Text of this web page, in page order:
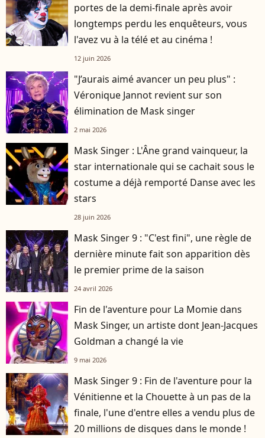
portes de la demi-finale après avoir
longtemps perdu les enquêteurs, vous
l'avez vu à la télé et au cinéma !
12 juin 2026
"J’aurais aimé avancer un peu plus" :
Véronique Jannot revient sur son
élimination de Mask singer
2 mai 2026
Mask Singer : L'Âne grand vainqueur, la
star internationale qui se cachait sous le
costume a déjà remporté Danse avec les
stars
28 juin 2026
Mask Singer 9 : "C'est fini", une règle de
dernière minute fait son apparition dès
le premier prime de la saison
24 avril 2026
Fin de l'aventure pour La Momie dans
Mask Singer, un artiste dont Jean-Jacques
Goldman a changé la vie
9 mai 2026
Mask Singer 9 : Fin de l'aventure pour la
Vénitienne et la Chouette à un pas de la
finale, l'une d'entre elles a vendu plus de
20 millions de disques dans le monde !